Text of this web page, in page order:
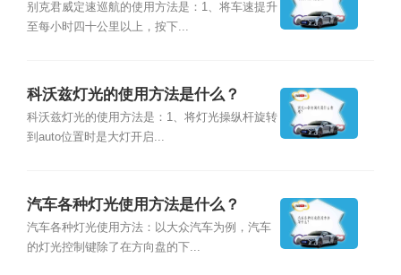
么？
别克君威定速巡航的使用方法是：1、将车速提升
至每小时四十公里以上，按下...
科沃兹灯光的使用方法是什么？
科沃兹灯光的使用方法是：1、将灯光操纵杆旋转
到auto位置时是大灯开启...
汽车各种灯光使用方法是什么？
汽车各种灯光使用方法：以大众汽车为例，汽车
的灯光控制键除了在方向盘的下...